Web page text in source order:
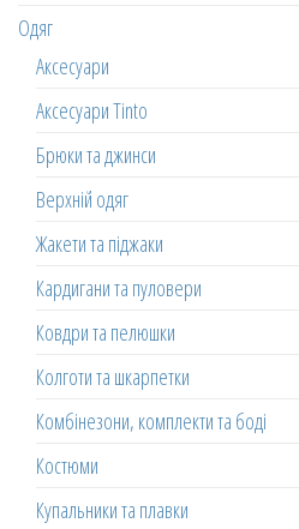
Одяг
Аксесуари
Аксесуари Tinto
Брюки та джинси
Верхній одяг
Жакети та піджаки
Кардигани та пуловери
Ковдри та пелюшки
Колготи та шкарпетки
Комбінезони, комплекти та боді
Костюми
Купальники та плавки